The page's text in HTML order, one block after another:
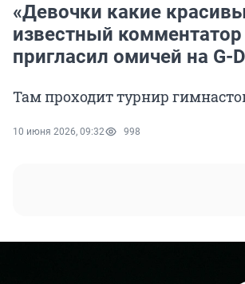
«Девочки какие
известный комментатор
пригласил омичей на G-
Там проходит турнир
10 июня 2026, 09:32 998